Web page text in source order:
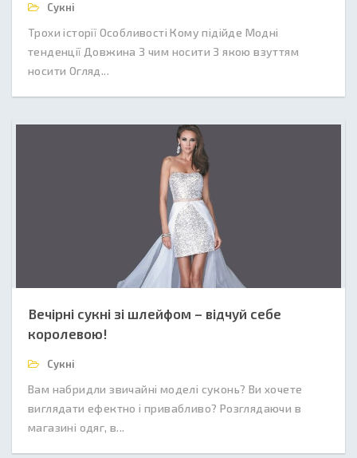
Сукні
Трохи історії Особливості Кому підійде Модні
тенденції Довжина З чим носити З якою взуттям
носити Огляд...
Вечірні сукні зі шлейфом – відчуй себе
королевою!
Сукні
Вам набридли звичайні моделі суконь? Ви хочете
виглядати ефектно і привабливо? Розглядаючи в
магазині одяг, в...